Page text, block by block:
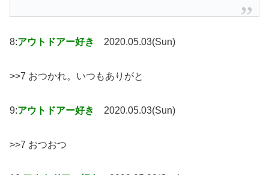
8:アウトドアー好き 2020.05.03(Sun)
>>7 おつかれ。いつもありがと
9:アウトドアー好き 2020.05.03(Sun)
>>7 おつおつ